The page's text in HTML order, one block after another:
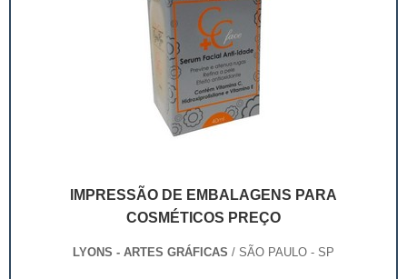
IMPRESSÃO DE EMBALAGENS PARA
COSMÉTICOS PREÇO
LYONS - ARTES GRÁFICAS / SÃO PAULO - SP